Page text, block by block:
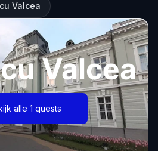
Valcea
Valcea
alle 1 quests